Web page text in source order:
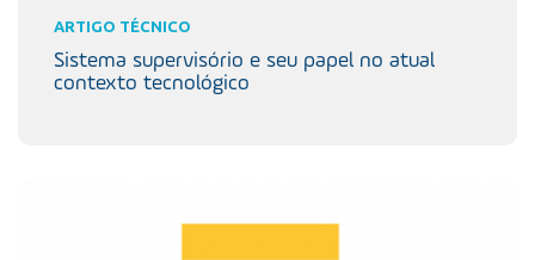
ARTIGO TÉCNICO
Sistema supervisório e seu papel no atual
contexto tecnológico